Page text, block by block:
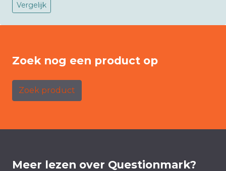
Vergelijk
Zoek nog een product op
Zoek product
Meer lezen over Questionmark?